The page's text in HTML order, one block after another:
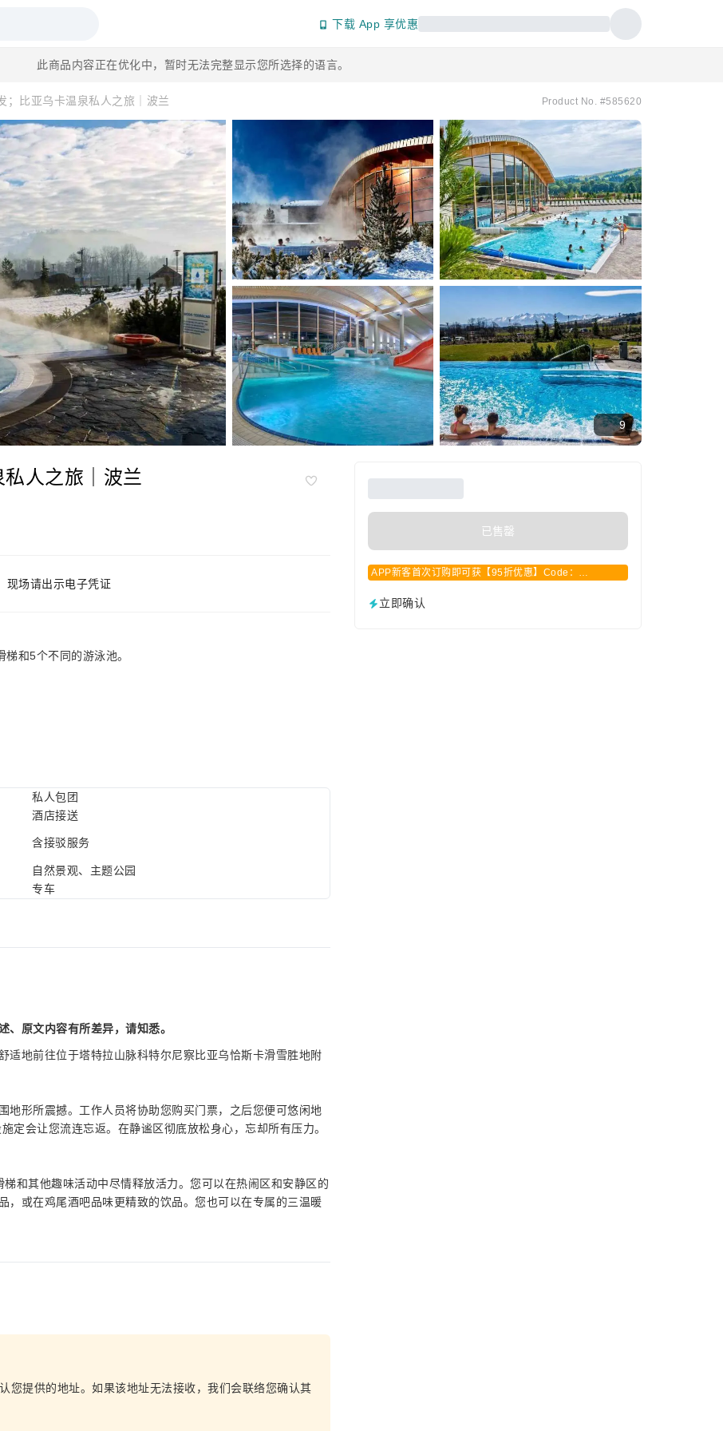
下载 App 享优惠
此商品内容正在优化中，暂时无法完整显示您所选择的语言。
；比亚乌卡温泉私人之旅｜波兰 Product No. #585620
9
人之旅｜波兰
现场请出示电子凭证
和5个不同的游泳池。
已售罄
APP新客首次订购即可获【95折优惠】Code：
立即确认
私人包团
酒店接送
含接驳服务
自然景观、主题公园
专车
、原文内容有所差异，请知悉。
适地前往位于塔特拉山脉科特尔尼察比亚乌恰斯卡滑雪胜地附
地形所震撼。工作人员将协助您购买门票，之后您便可悠闲地
定会让您流连忘返。在静谧区彻底放松身心，忘却所有压力。
和其他趣味活动中尽情释放活力。您可以在热闹区和安静区的
，或在鸡尾酒吧品味更精致的饮品。您也可以在专属的三温暖
您提供的地址。如果该地址无法接收，我们会联络您确认其